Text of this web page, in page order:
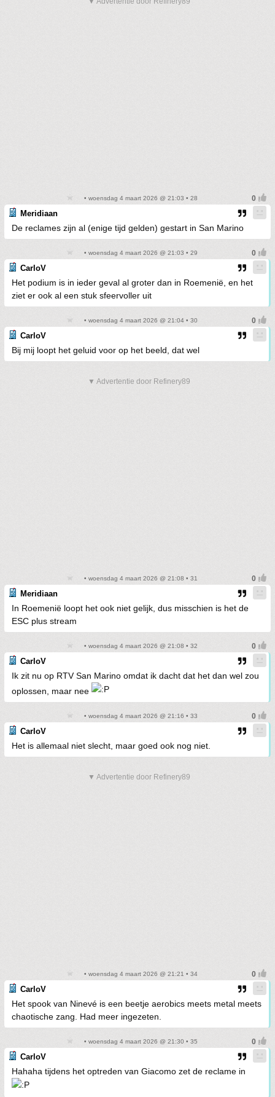
• woensdag 4 maart 2026 @ 21:03 • 28
Meridiaan
De reclames zijn al (enige tijd gelden) gestart in San Marino
• woensdag 4 maart 2026 @ 21:03 • 29
CarloV
Het podium is in ieder geval al groter dan in Roemenië, en het
ziet er ook al een stuk sfeervoller uit
• woensdag 4 maart 2026 @ 21:04 • 30
CarloV
Bij mij loopt het geluid voor op het beeld, dat wel
▼ Advertentie door Refinery89
• woensdag 4 maart 2026 @ 21:08 • 31
Meridiaan
In Roemenië loopt het ook niet gelijk, dus misschien is het de
ESC plus stream
• woensdag 4 maart 2026 @ 21:08 • 32
CarloV
Ik zit nu op RTV San Marino omdat ik dacht dat het dan wel zou
oplossen, maar nee
• woensdag 4 maart 2026 @ 21:16 • 33
CarloV
Het is allemaal niet slecht, maar goed ook nog niet.
▼ Advertentie door Refinery89
• woensdag 4 maart 2026 @ 21:21 • 34
CarloV
Het spook van Ninevé is een beetje aerobics meets metal meets
chaotische zang. Had meer ingezeten.
• woensdag 4 maart 2026 @ 21:30 • 35
CarloV
Hahaha tijdens het optreden van Giacomo zet de reclame in